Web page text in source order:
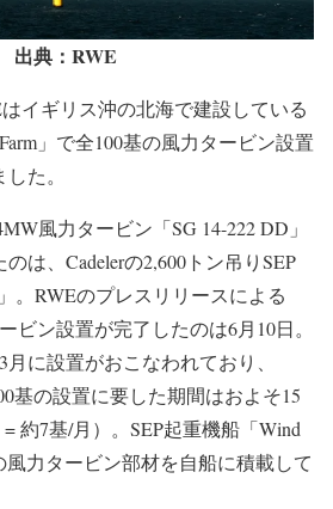
出典：RWE
イギリス沖の北海で建設している
Farm」で全100基の風力タービン設置
た。
風力タービン「SG 14-222 DD」
は、Cadelerの2,600トン吊りSEP
。RWEのプレスリリースによる
ビン設置が完了したのは6月10日。
に設置がおこなわれており、
基の設置に要した期間はおよそ15
約7基/月）。SEP起重機船「Wind
風力タービン部材を自船に積載して